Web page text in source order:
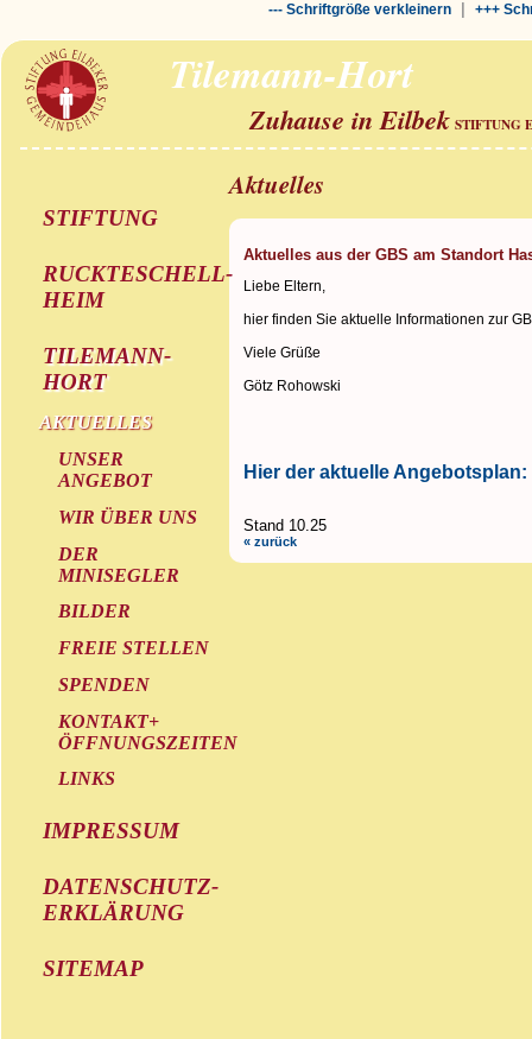
--- Schriftgröße verkleinern| +++
Tilemann-Hort
Zuhause in Eilbek STIFTUNG
STIFTUNG
RUCKTESCHELL-
HEIM
TILEMANN-
HORT
AKTUELLES
UNSER
ANGEBOT
WIR ÜBER UNS
DER
MINISEGLER
BILDER
FREIE STELLEN
SPENDEN
KONTAKT+
ÖFFNUNGSZEITEN
LINKS
IMPRESSUM
DATENSCHUTZ-
ERKLÄRUNG
SITEMAP
Aktuelles
Aktuelles aus der GBS am Standort
Liebe Eltern,
hier finden Sie aktuelle Informationen zur
Viele Grüße
Götz Rohowski
Hier der aktuelle Angebotsplan:
Stand 10.25
« zurück